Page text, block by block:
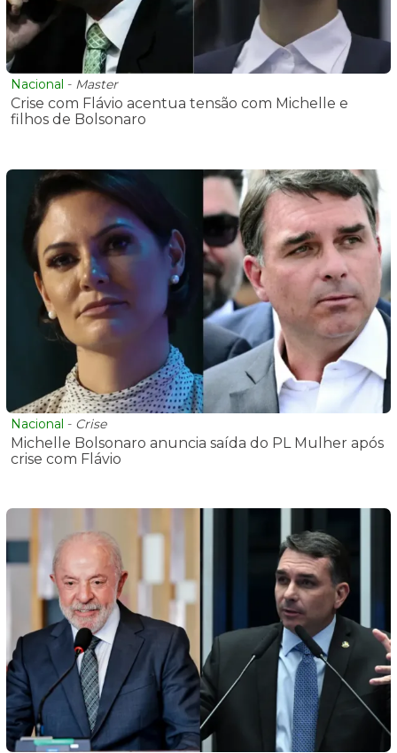
Nacional - Master
Crise com Flávio acentua tensão com Michelle e
filhos de Bolsonaro
Nacional - Crise
Michelle Bolsonaro anuncia saída do PL Mulher após
crise com Flávio